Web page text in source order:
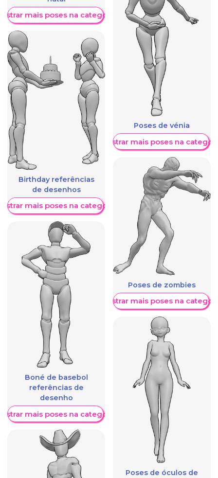
mais poses na categoria
Birthday referências
de desenhos
mais poses na categoria
Boné de basebol
referências de
desenho
mais poses na categoria
Poses de vénia
Mostrar mais poses na
Poses de zombies
Mostrar mais poses na
Poses de óculos de